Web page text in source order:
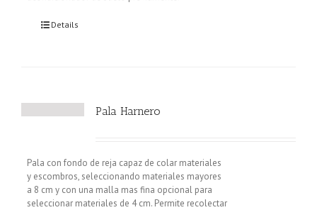
Details
Pala Harnero
Pala con fondo de reja capaz de colar materiales
y escombros, seleccionando materiales mayores
a 8 cm y con una malla mas fina opcional para
seleccionar materiales de 4 cm. Permite recolectar